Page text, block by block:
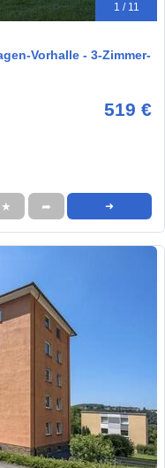
1 / 11
Vorhalle - 3-Zimmer-
519 €
★ ➦ ➜